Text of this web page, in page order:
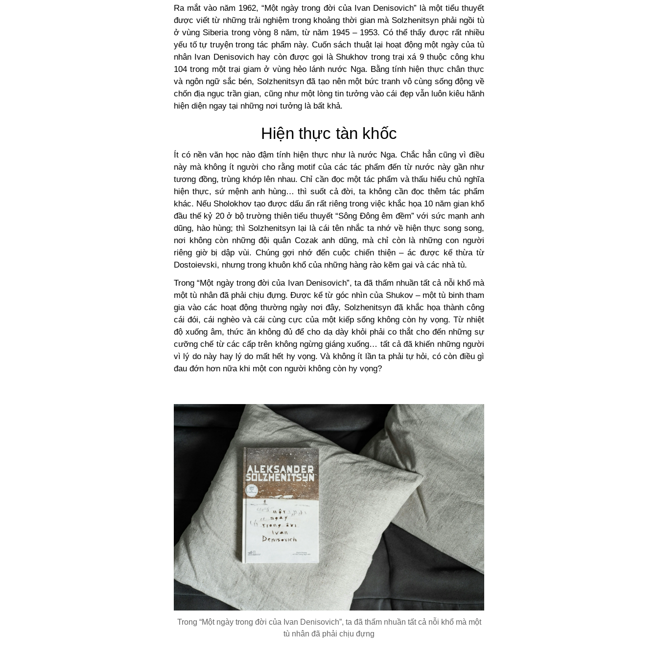
Ra mắt vào năm 1962, “Một ngày trong đời của Ivan Denisovich” là một tiểu thuyết
được viết từ những trải nghiệm trong khoảng thời gian mà Solzhenitsyn phải ngồi tù
ở vùng Siberia trong vòng 8 năm, từ năm 1945 – 1953. Có thể thấy được rất nhiều
yếu tố tự truyện trong tác phẩm này. Cuốn sách thuật lại hoạt động một ngày của tù
nhân Ivan Denisovich hay còn được gọi là Shukhov trong trại xá 9 thuộc công khu
104 trong một trại giam ở vùng hẻo lánh nước Nga. Bằng tính hiện thực chân thực
và ngôn ngữ sắc bén, Solzhenitsyn đã tạo nên một bức tranh vô cùng sống động về
chốn địa ngục trần gian, cũng như một lòng tin tưởng vào cái đẹp vẫn luôn kiêu hãnh
hiện diện ngay tại những nơi tưởng là bất khả.
Hiện thực tàn khốc
Ít có nền văn học nào đậm tính hiện thực như là nước Nga. Chắc hẳn cũng vì điều
này mà không ít người cho rằng motif của các tác phẩm đến từ nước này gần như
tương đồng, trùng khớp lên nhau. Chỉ cần đọc một tác phẩm và thấu hiểu chủ nghĩa
hiện thực, sứ mệnh anh hùng… thì suốt cả đời, ta không cần đọc thêm tác phẩm
khác. Nếu Sholokhov tạo được dấu ấn rất riêng trong việc khắc họa 10 năm gian khổ
đầu thế kỷ 20 ở bộ trường thiên tiểu thuyết “Sông Đông êm đềm” với sức mạnh anh
dũng, hào hùng; thì Solzhenitsyn lại là cái tên nhắc ta nhớ về hiện thực song song,
nơi không còn những đội quân Cozak anh dũng, mà chỉ còn là những con người
riêng giờ bị dập vùi. Chúng gợi nhớ đến cuộc chiến thiện – ác được kế thừa từ
Dostoievski, nhưng trong khuôn khổ của những hàng rào kẽm gai và các nhà tù.
Trong “Một ngày trong đời của Ivan Denisovich”, ta đã thấm nhuần tất cả nỗi khổ mà
một tù nhân đã phải chịu đựng. Được kể từ góc nhìn của Shukov – một tù binh tham
gia vào các hoạt động thường ngày nơi đây, Solzhenitsyn đã khắc họa thành công
cái đói, cái nghèo và cái cùng cực của một kiếp sống không còn hy vọng. Từ nhiệt
độ xuống âm, thức ăn không đủ để cho dạ dày khỏi phải co thắt cho đến những sự
cưỡng chế từ các cấp trên không ngừng giáng xuống… tất cả đã khiến những người
vì lý do này hay lý do mất hết hy vọng. Và không ít lần ta phải tự hỏi, có còn điều gì
đau đớn hơn nữa khi một con người không còn hy vọng?
Trong “Một ngày trong đời của Ivan Denisovich”, ta đã thấm nhuần tất cả nỗi khổ mà một
tù nhân đã phải chịu đựng